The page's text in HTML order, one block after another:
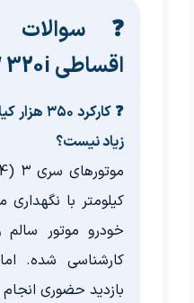
❓ سوالات
اقساطی BMW 320i
زیاد نیست؟
کیلومتر با
خودرو موتور
کارشناسی شده.
بازدید حضوری